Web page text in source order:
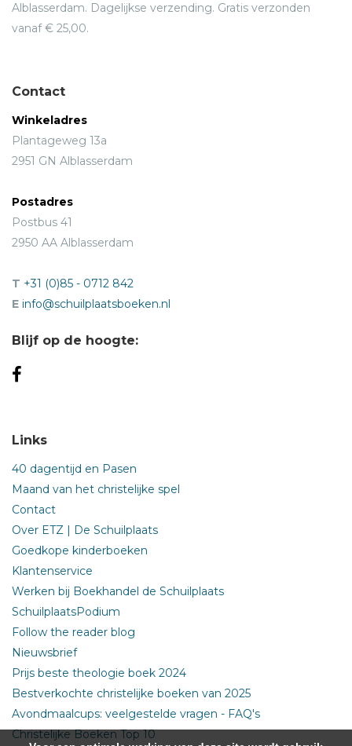
Alblasserdam. Dagelijkse verzending. Gratis verzonden
vanaf € 25,00.
Contact
Winkeladres
Plantageweg 13a
2951 GN Alblasserdam
Postadres
Postbus 41
2950 AA Alblasserdam
T +31 (0)85 - 0712 842
E info@schuilplaatsboeken.nl
Blijf op de hoogte:
Links
40 dagentijd en Pasen
Maand van het christelijke spel
Contact
Over ETZ | De Schuilplaats
Goedkope kinderboeken
Klantenservice
Werken bij Boekhandel de Schuilplaats
SchuilplaatsPodium
Follow the reader blog
Nieuwsbrief
Prijs beste theologie boek 2024
Bestverkochte christelijke boeken van 2025
Avondmaalcups: veelgestelde vragen - FAQ's
Christelijke Boeken Top 10